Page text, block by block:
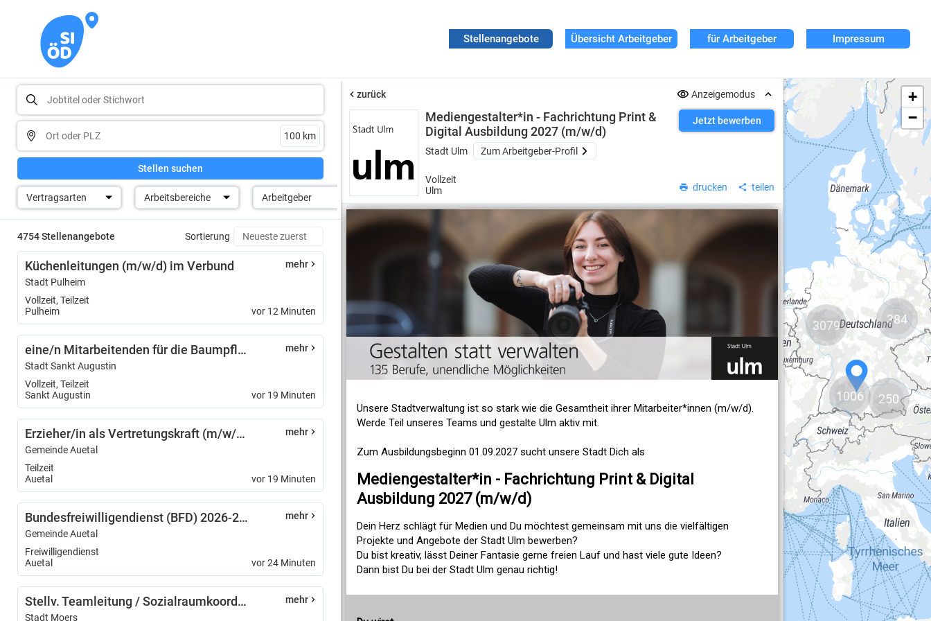
Stellenangebote Übersicht Arbeitgeber für Arbeitgeber Impressum
Stellen suchen
Vertragsarten Arbeitsbereiche Arbeitgeber
4754 Stellenangebote Sortierung
Küchenleitungen (m/w/d) im Verbund
Stadt Pulheim
Vollzeit, Teilzeit
Pulheim
mehr
vor 12 Minuten
eine/n Mitarbeitenden für die Baumpflege/ Grünunterhaltung (m/w/d)
Stadt Sankt Augustin
Vollzeit, Teilzeit
Sankt Augustin
mehr
vor 19 Minuten
Erzieher/in als Vertretungskraft (m/w/d) für die Waldkindergärten
Gemeinde Auetal
Teilzeit
Auetal
mehr
vor 19 Minuten
Bundesfreiwilligendienst (BFD) 2026-2027 in der KiTa Rolfshagen
Gemeinde Auetal
Freiwilligendienst
Auetal
mehr
vor 24 Minuten
Stellv. Teamleitung / Sozialraumkoordination und Aufgaben des Allgemeinen Sozialen Dienstes
Stadt Moers
mehr
zurück Anzeigemodus
Mediengestalter*in - Fachrichtung Print &
Digital Ausbildung 2027 (m/w/d)
Stadt Ulm Zum Arbeitgeber-Profil
Vollzeit
Ulm
Jetzt bewerben
drucken teilen
3079
1006
384
250
+
−